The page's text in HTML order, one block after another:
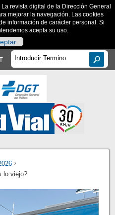
revista digital de la Dirección General
mejorar la navegación. Las cookies
información de carácter personal. Si
acepta su uso.
lo viejo?